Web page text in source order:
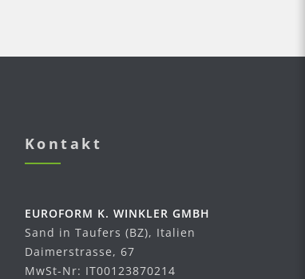
Kontakt
EUROFORM K. WINKLER GMBH
Sand in Taufers (BZ), Italien
Daimerstrasse, 67
MwSt-Nr: IT00123870214